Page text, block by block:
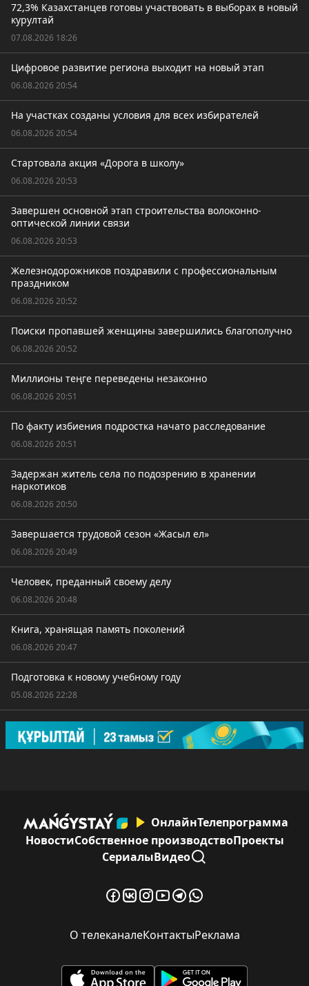
72,3% Казахстанцев готовы участвовать в выборах в новый
курултай
07.08.2026 18:26
Цифровое развитие региона выходит на новый этап
06.08.2026 20:54
На участках созданы условия для всех избирателей
06.08.2026 20:54
Стартовала акция «Дорога в школу»
06.08.2026 20:53
Завершен основной этап строительства волоконно-
оптической линии связи
06.08.2026 20:53
Железнодорожников поздравили с профессиональным
праздником
06.08.2026 20:52
Поиски пропавшей женщины завершились благополучно
06.08.2026 20:52
Миллионы теңге переведены незаконно
06.08.2026 20:51
По факту избиения подростка начато расследование
06.08.2026 20:51
Задержан житель села по подозрению в хранении
наркотиков
06.08.2026 20:50
Завершается трудовой сезон «Жасыл ел»
06.08.2026 20:49
Человек, преданный своему делу
06.08.2026 20:48
Книга, хранящая память поколений
06.08.2026 20:47
Подготовка к новому учебному году
05.08.2026 22:28
ОнлайнТелепрограмма
НовостиСобственное производствоПроекты
СериалыВидео
О телеканалеКонтактыРеклама